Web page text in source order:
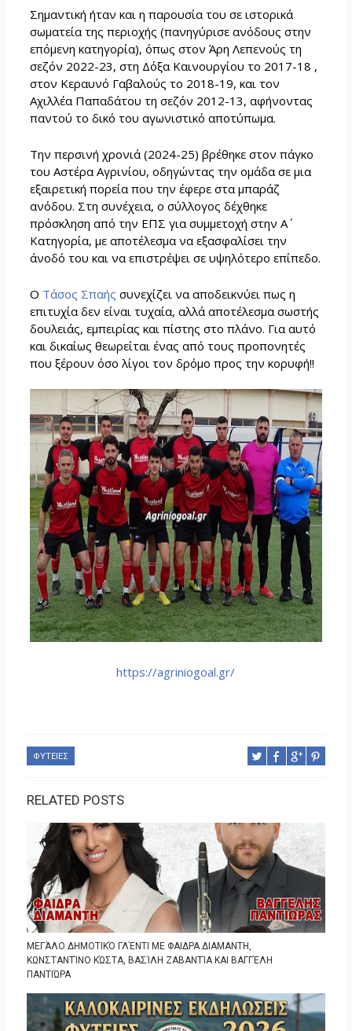
Σημαντική ήταν και η παρουσία του σε ιστορικά
σωματεία της περιοχής (πανηγύρισε ανόδους στην
επόμενη κατηγορία), όπως στον Άρη Λεπενούς τη
σεζόν 2022-23, στη Δόξα Καινουργίου το 2017-18 ,
στον Κεραυνό Γαβαλούς το 2018-19, και τον
Αχιλλέα Παπαδάτου τη σεζόν 2012-13, αφήνοντας
παντού το δικό του αγωνιστικό αποτύπωμα.
Την περσινή χρονιά (2024-25) βρέθηκε στον πάγκο
του Αστέρα Αγρινίου, οδηγώντας την ομάδα σε μια
εξαιρετική πορεία που την έφερε στα μπαράζ
ανόδου. Στη συνέχεια, ο σύλλογος δέχθηκε
πρόσκληση από την ΕΠΣ για συμμετοχή στην Α΄
Κατηγορία, με αποτέλεσμα να εξασφαλίσει την
άνοδό του και να επιστρέψει σε υψηλότερο επίπεδο.
Ο Τάσος Σπαής συνεχίζει να αποδεικνύει πως η
επιτυχία δεν είναι τυχαία, αλλά αποτέλεσμα σωστής
δουλειάς, εμπειρίας και πίστης στο πλάνο. Για αυτό
και δικαίως θεωρείται ένας από τους προπονητές
που ξέρουν όσο λίγοι τον δρόμο προς την κορυφή!!
https://agriniogoal.gr/
ΦΥΤΕΙΕΣ
RELATED POSTS
ΜΕΓΆΛΟ ΔΗΜΟΤΙΚΌ ΓΛΈΝΤΙ ΜΕ ΦΑΙΔΡΑ ΔΙΑΜΑΝΤΗ,
ΚΩΝΣΤΑΝΤΊΝΟ ΚΏΣΤΑ, ΒΑΣΊΛΗ ΖΑΒΑΝΤΊΑ ΚΑΙ ΒΑΓΓΈΛΗ
ΠΑΝΤΙΏΡΑ